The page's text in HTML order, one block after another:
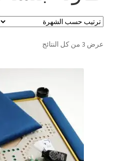
الدفع
تواصل معنا
عرض ⁦3⁩ من كل النتائج
تم